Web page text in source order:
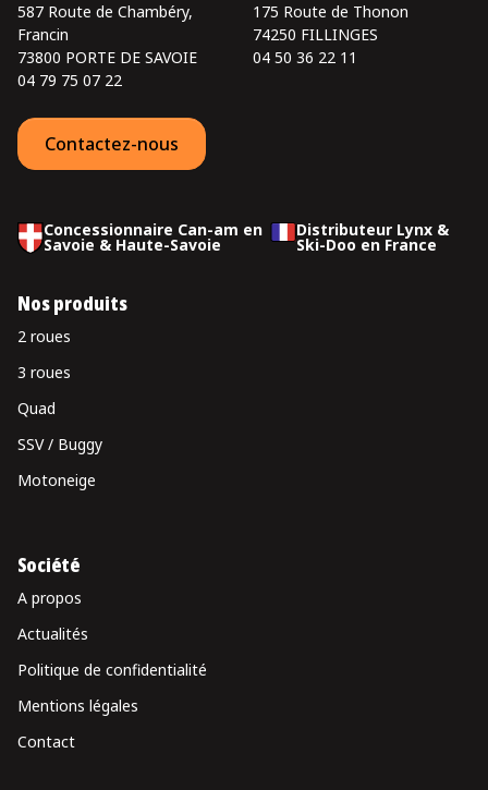
587 Route de Chambéry,
Francin
73800 PORTE DE SAVOIE
04 79 75 07 22
175 Route de Thonon
74250 FILLINGES
04 50 36 22 11
Contactez-nous
Concessionnaire Can-am en
Savoie & Haute-Savoie
Distributeur Lynx &
Ski-Doo en France
Nos produits
2 roues
3 roues
Quad
SSV / Buggy
Motoneige
Société
A propos
Actualités
Politique de confidentialité
Mentions légales
Contact